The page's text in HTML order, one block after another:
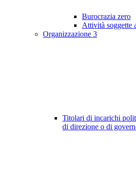
Burocrazia zero
Attività soggette
Organizzazione 3
Titolari di incarichi
di direzione o di